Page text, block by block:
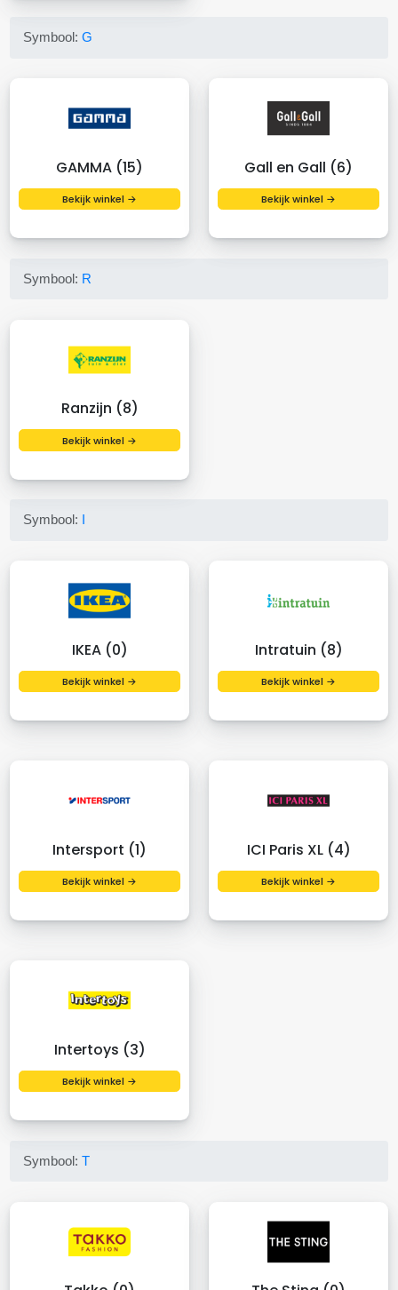
Symbool:G
GAMMA (15)
Bekijk winkel →
Gall en Gall (6)
Bekijk winkel →
Symbool: R
Ranzijn (8)
Bekijk winkel →
Symbool: I
IKEA (0)
Bekijk winkel →
Intratuin (8)
Bekijk winkel →
Intersport (1)
Bekijk winkel →
ICI Paris XL (4)
Bekijk winkel →
Intertoys (3)
Bekijk winkel →
Symbool:T